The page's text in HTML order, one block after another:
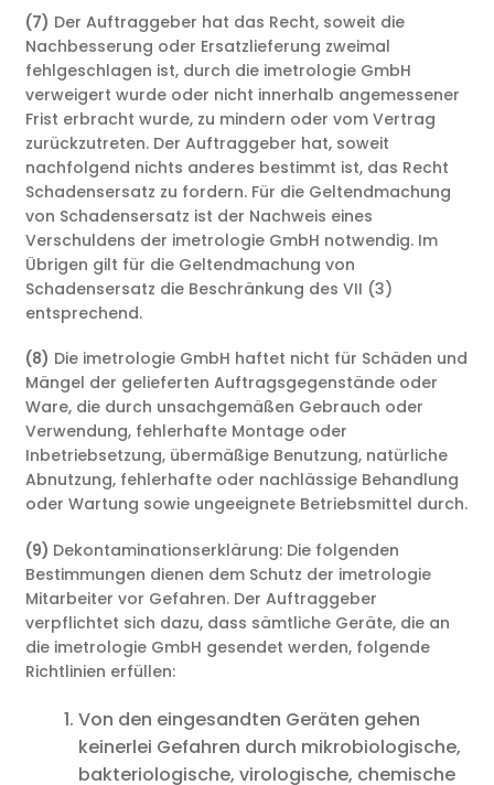
(7) Der Auftraggeber hat das Recht, soweit die
Nachbesserung oder Ersatzlieferung zweimal
fehlgeschlagen ist, durch die imetrologie GmbH
verweigert wurde oder nicht innerhalb angemessener
Frist erbracht wurde, zu mindern oder vom Vertrag
zurückzutreten. Der Auftraggeber hat, soweit
nachfolgend nichts anderes bestimmt ist, das Recht
Schadensersatz zu fordern. Für die Geltendmachung
von Schadensersatz ist der Nachweis eines
Verschuldens der imetrologie GmbH notwendig. Im
Übrigen gilt für die Geltendmachung von
Schadensersatz die Beschränkung des VII (3)
entsprechend.
(8) Die imetrologie GmbH haftet nicht für Schäden und
Mängel der gelieferten Auftragsgegenstände oder
Ware, die durch unsachgemäßen Gebrauch oder
Verwendung, fehlerhafte Montage oder
Inbetriebsetzung, übermäßige Benutzung, natürliche
Abnutzung, fehlerhafte oder nachlässige Behandlung
oder Wartung sowie ungeeignete Betriebsmittel durch.
(9) Dekontaminationserklärung: Die folgenden
Bestimmungen dienen dem Schutz der imetrologie
Mitarbeiter vor Gefahren. Der Auftraggeber
verpflichtet sich dazu, dass sämtliche Geräte, die an
die imetrologie GmbH gesendet werden, folgende
Richtlinien erfüllen:
Von den eingesandten Geräten gehen
keinerlei Gefahren durch mikrobiologische,
bakteriologische, virologische, chemische